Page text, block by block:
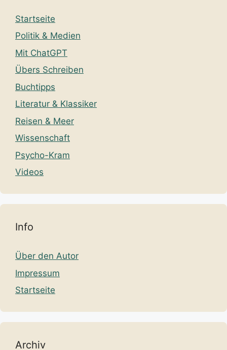
Startseite
Politik & Medien
Mit ChatGPT
Übers Schreiben
Buchtipps
Literatur & Klassiker
Reisen & Meer
Wissenschaft
Psycho-Kram
Videos
Info
Über den Autor
Impressum
Startseite
Archiv